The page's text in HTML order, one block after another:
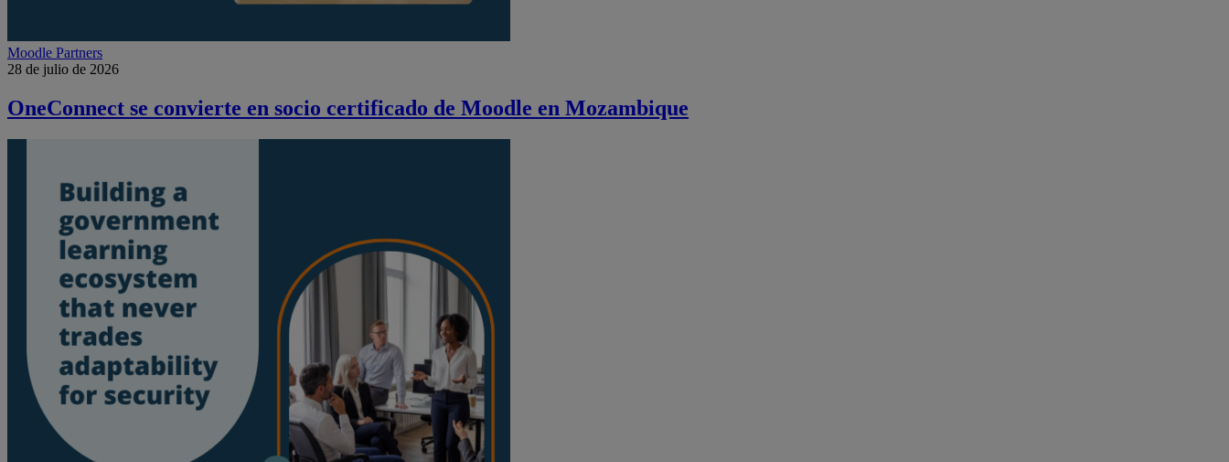
Moodle Partners
28 de julio de 2026
OneConnect se convierte en socio certificado de Moodle en Mozambique